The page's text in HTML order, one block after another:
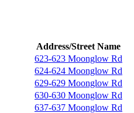
Address/Street Name
623-623 Moonglow Rd
624-624 Moonglow Rd
629-629 Moonglow Rd
630-630 Moonglow Rd
637-637 Moonglow Rd